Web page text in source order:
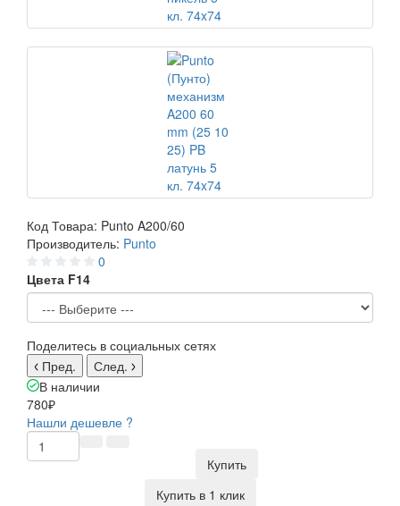
Код Товара: Punto A200/60
Производитель: Punto
0
Цвета F14
Поделитесь в социальных сетях
Пред.
След.
В наличии
780₽
Нашли дешевле ?
Купить
Купить в 1 клик